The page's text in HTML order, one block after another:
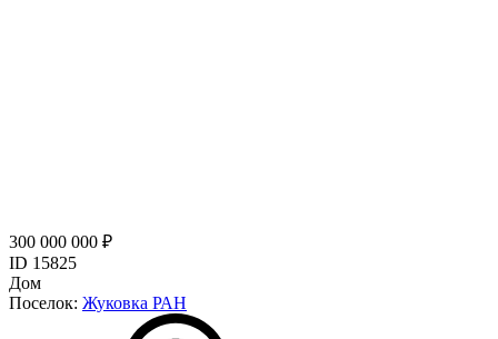
300 000 000 ₽
ID 15825
Дом
Поселок: Жуковка РАН